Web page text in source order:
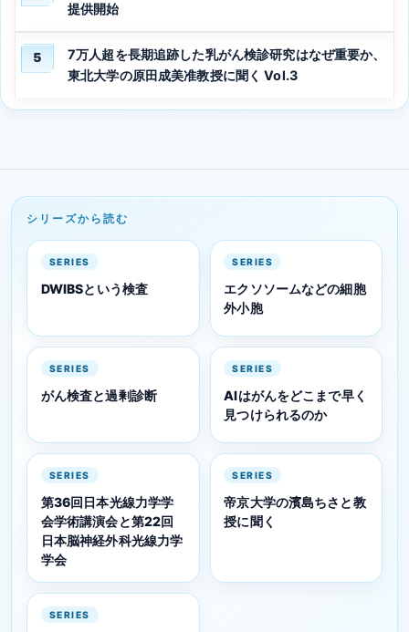
提供開始
5
7万人超を長期追跡した乳がん検診研究はなぜ重要か、
東北大学の原田成美准教授に聞く Vol.3
シリーズから読む
SERIES
DWIBSという検査
SERIES
エクソソームなどの細胞
外小胞
SERIES
がん検査と過剰診断
SERIES
AIはがんをどこまで早く
見つけられるのか
SERIES
第36回日本光線力学学
会学術講演会と第22回
日本脳神経外科光線力学
学会
SERIES
帝京大学の濱島ちさと教
授に聞く
SERIES